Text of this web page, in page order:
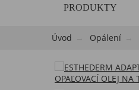
PRODUKTY
Úvod Opálení